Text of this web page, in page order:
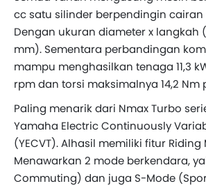
cc satu silinder berpendingin cairan
Dengan ukuran diameter x langkah
mm). Sementara perbandingan
mampu menghasilkan tenaga 11,3
rpm dan torsi maksimalnya 14,2 Nm
Paling menarik dari Nmax Turbo
Yamaha Electric Continuously
(YECVT). Alhasil memiliki fitur Riding
Menawarkan 2 mode berkendara,
Commuting) dan juga S-Mode